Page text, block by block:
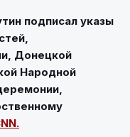
подписал указы
Донецкой
Народной